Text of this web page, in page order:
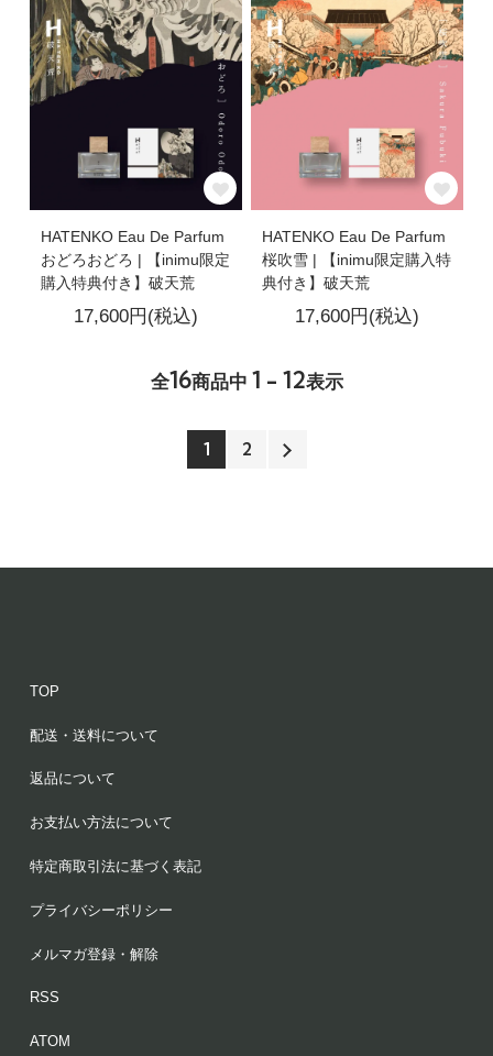
HATENKO Eau De Parfum
おどろおどろ | 【inimu限定
購入特典付き】破天荒
17,600円(税込)
HATENKO Eau De Parfum
桜吹雪 | 【inimu限定購入特
典付き】破天荒
17,600円(税込)
全16商品中 1 - 12表示
1 2
TOP
配送・送料について
返品について
お支払い方法について
特定商取引法に基づく表記
プライバシーポリシー
メルマガ登録・解除
RSS
ATOM